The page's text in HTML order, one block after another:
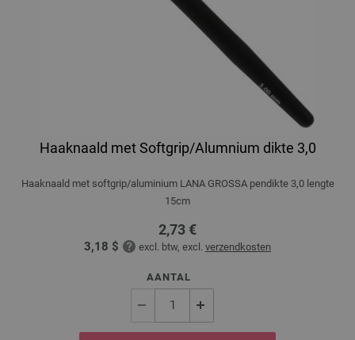
Haaknaald met Softgrip/Alumnium dikte 3,0
Haaknaald met softgrip/aluminium LANA GROSSA pendikte 3,0 lengte
15cm
2,73 €
3,18 $ excl. btw, excl. verzendkosten
AANTAL